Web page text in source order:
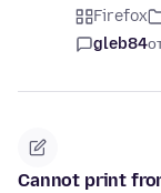
Firefox
gleb84
Cannot print